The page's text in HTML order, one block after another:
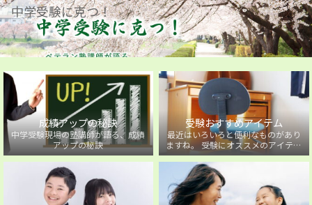
中学受験に克つ！
成績アップの秘訣
中学受験現場の塾講師が語る、成績
アップの秘訣
受験おすすめアイテム
最近はいろいろと便利なものがあり
ますね。 受験にオススメのアイテム
を紹介しています。